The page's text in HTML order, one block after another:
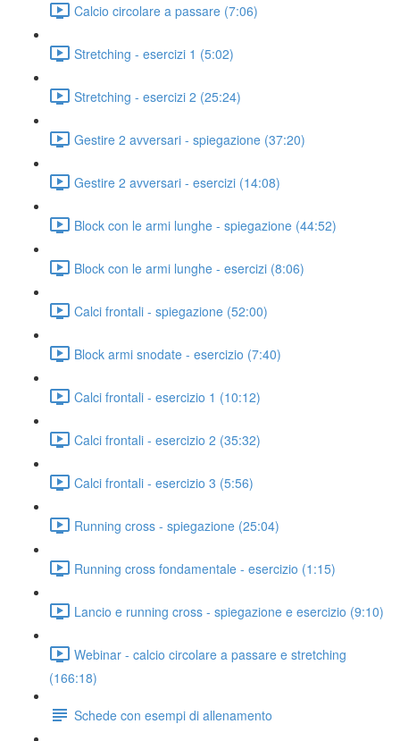
Calcio circolare a passare (7:06)
Stretching - esercizi 1 (5:02)
Stretching - esercizi 2 (25:24)
Gestire 2 avversari - spiegazione (37:20)
Gestire 2 avversari - esercizi (14:08)
Block con le armi lunghe - spiegazione (44:52)
Block con le armi lunghe - esercizi (8:06)
Calci frontali - spiegazione (52:00)
Block armi snodate - esercizio (7:40)
Calci frontali - esercizio 1 (10:12)
Calci frontali - esercizio 2 (35:32)
Calci frontali - esercizio 3 (5:56)
Running cross - spiegazione (25:04)
Running cross fondamentale - esercizio (1:15)
Lancio e running cross - spiegazione e esercizio (9:10)
Webinar - calcio circolare a passare e stretching
(166:18)
Schede con esempi di allenamento